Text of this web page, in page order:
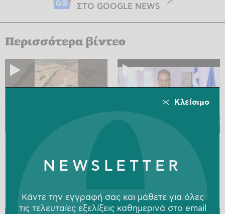
ΣΤΟ GOOGLE NEWS
Περισσότερα βίντεο
Το ακούμε συχνά: «Καίνε
τα δάση για να μπουν
ανεμογεννήτριες» - Τι
NEWSROOM
Μητσοτάκη
NEWSLETTER
Κάντε την εγγραφή σας και μάθετε για όλες
τις τελευταίες εξελίξεις καθημερινά στο email
Κλείσιμο